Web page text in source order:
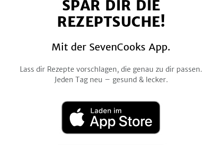
FacebookTwitterPinterestInstagramYouTube
SPAR DIR DIE
REZEPTSUCHE!
Mit der SevenCooks App.
Lass dir Rezepte vorschlagen, die genau zu dir passen.
Jeden Tag neu – gesund & lecker.
Laden
im
App